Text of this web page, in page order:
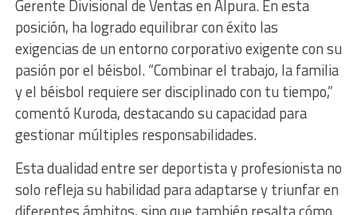
Gerente Divisional de Ventas en Alpura. En esta
posición, ha logrado equilibrar con éxito las
exigencias de un entorno corporativo exigente con su
pasión por el béisbol. “Combinar el trabajo, la familia
y el béisbol requiere ser disciplinado con tu tiempo,”
comentó Kuroda, destacando su capacidad para
gestionar múltiples responsabilidades.
Esta dualidad entre ser deportista y profesionista no
solo refleja su habilidad para adaptarse y triunfar en